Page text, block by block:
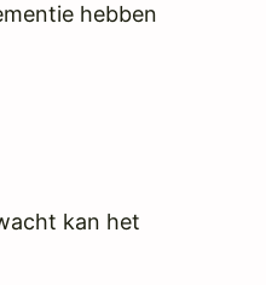
hebben
kan het